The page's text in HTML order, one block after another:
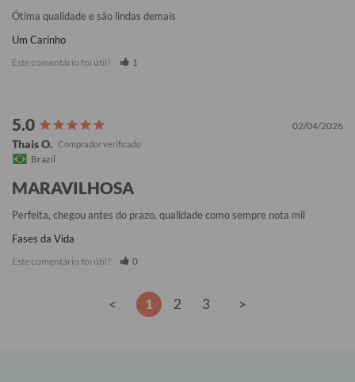
Ótima qualidade e são lindas demais
Um Carinho
Este comentário foi útil? 1
02/04/2026
Thais O.
Brazil
MARAVILHOSA
Perfeita, chegou antes do prazo, qualidade como sempre nota mil
Fases da Vida
Este comentário foi útil? 0
< 1 2 3 >